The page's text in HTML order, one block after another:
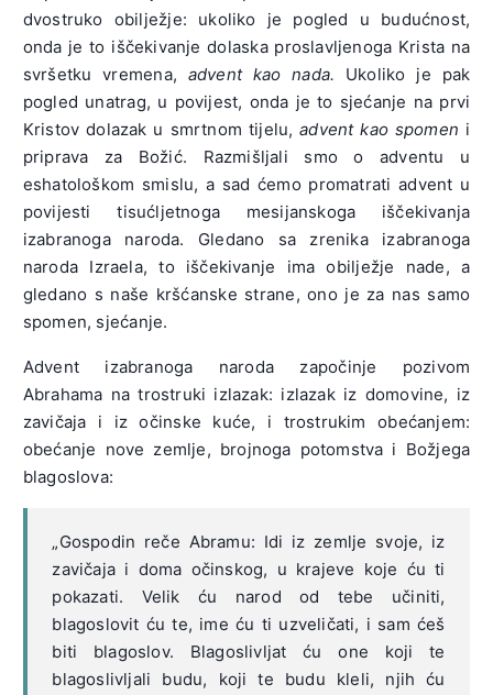
dvostruko obilježje: ukoliko je pogled u budućnost,
onda je to iščekivanje dolaska proslavljenoga Krista na
svršetku vremena, advent kao nada. Ukoliko je pak
pogled unatrag, u povijest, onda je to sjećanje na prvi
Kristov dolazak u smrtnom tijelu,advent kao spomen i
priprava za Božić. Razmišljali smo o adventu u
eshatološkom smislu, a sad ćemo promatrati advent u
povijesti tisućljetnoga mesijanskoga iščekivanja
izabranoga naroda. Gledano sa zrenika izabranoga
naroda Izraela, to iščekivanje ima obilježje nade, a
gledano s naše kršćanske strane, ono je za nas samo
spomen, sjećanje.
Advent izabranoga naroda započinje pozivom
Abrahama na trostruki izlazak: izlazak iz domovine, iz
zavičaja i iz očinske kuće, i trostrukim obećanjem:
obećanje nove zemlje, brojnoga potomstva i Božjega
blagoslova:
„Gospodin reče Abramu: Idi iz zemlje svoje, iz
zavičaja i doma očinskog, u krajeve koje ću ti
pokazati. Velik ću narod od tebe učiniti,
blagoslovit ću te, ime ću ti uzveličati, i sam ćeš
biti blagoslov. Blagoslivljat ću one koji te
blagoslivljali budu, koji te budu kleli, njih ću